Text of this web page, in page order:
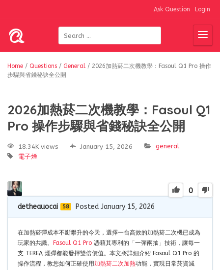
Ask Question Login
Home / Questions / General / 2026加熱菸二次機教學：Fasoul Q1 Pro 操作
步驟與省錢秘訣全公開
2026加熱菸二次機教學：Fasoul Q1
Pro 操作步驟與省錢秘訣全公開
18.34K views January 15, 2026
general
電子煙
0
detheauocai 58 Posted January 15, 2026
在加熱菸彈成本不斷攀升的今天，選擇一台高效的加熱菸二次機已成為
玩家的共識。
Fasoul Q1 Pro 憑藉其專利的「一彈兩抽」技術，讓每一
支 TEREA 煙彈都能發揮雙倍價值。本文將詳細介紹 Fasoul Q1 Pro 的
操作流程，教您如何正確使用加熱菸二次加熱功能，實現日常菸資減